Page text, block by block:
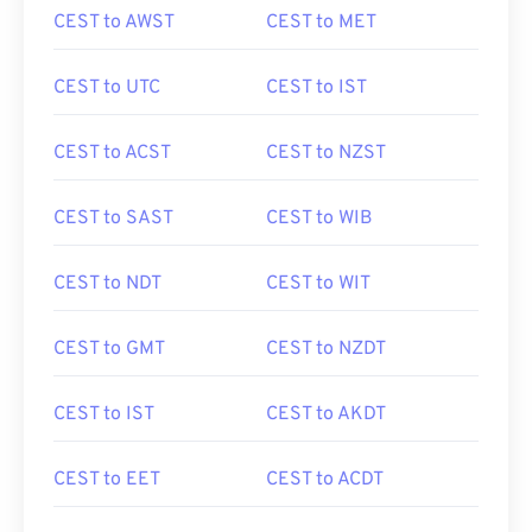
CEST to AWST CEST to MET
CEST to UTC CEST to IST
CEST to ACST CEST to NZST
CEST to SAST CEST to WIB
CEST to NDT CEST to WIT
CEST to GMT CEST to NZDT
CEST to IST CEST to AKDT
CEST to EET CEST to ACDT